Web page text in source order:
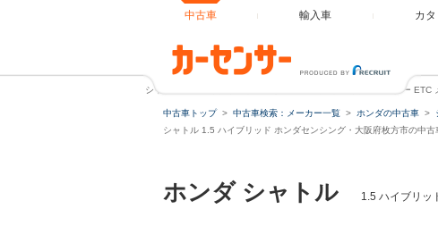
中古車 輸入車 カ
シャトル 1.5 ハイブリッド ホンダセンシング ドライブレコーダー
中古車トップ
中古車検索：メーカー一覧 ホンダの中古車
シャトル 1.5 ハイブリッド ホンダセンシング・大阪府枚方市の中古
ホンダ シャトル 1.5 ハイブリ